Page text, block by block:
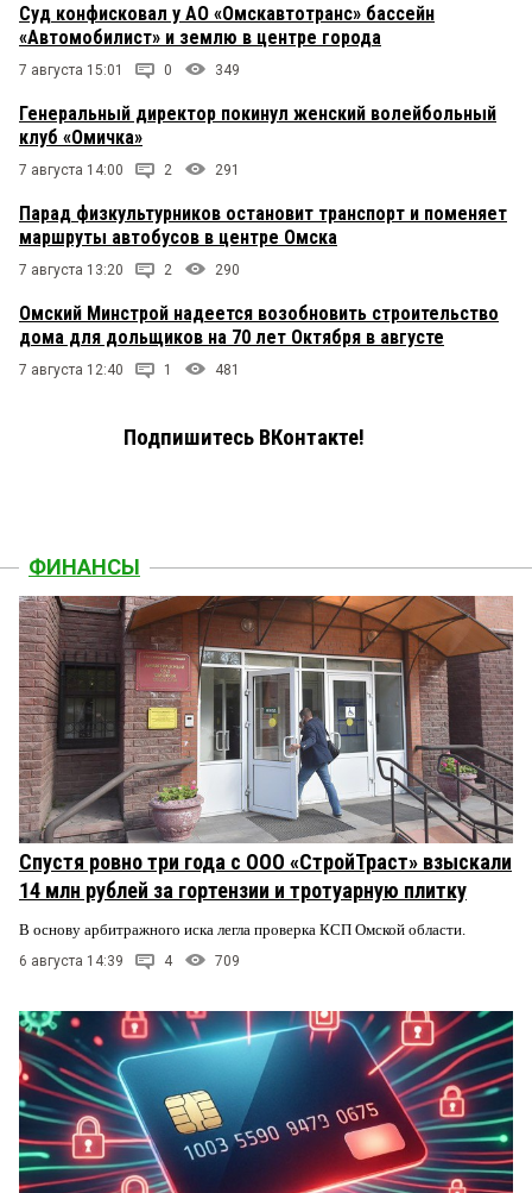
Суд конфисковал у АО «Омскавтотранс» бассейн
«Автомобилист» и землю в центре города
7 августа 15:01 0 349
Генеральный директор покинул женский волейбольный
клуб «Омичка»
7 августа 14:00 2 291
Парад физкультурников остановит транспорт и поменяет
маршруты автобусов в центре Омска
7 августа 13:20 2 290
Омский Минстрой надеется возобновить строительство
дома для дольщиков на 70 лет Октября в августе
7 августа 12:40 1 481
Подпишитесь ВКонтакте!
ФИНАНСЫ
Спустя ровно три года с ООО «СтройТраст» взыскали
14 млн рублей за гортензии и тротуарную плитку
В основу арбитражного иска легла проверка КСП Омской области.
6 августа 14:39 4 709